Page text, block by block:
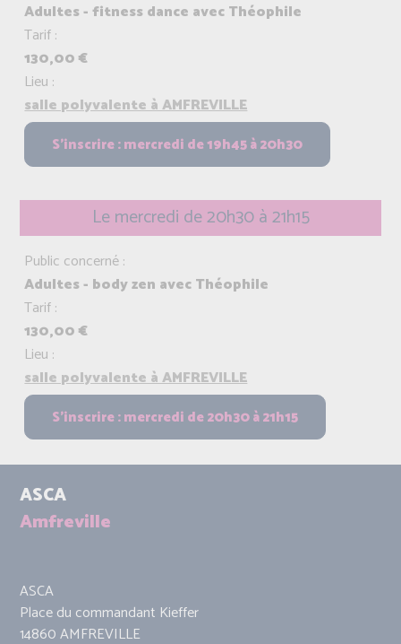
Adultes - fitness dance avec Théophile
Tarif :
130,00 €
Lieu :
salle polyvalente à AMFREVILLE
Le mercredi de 20h30 à 21h15
Public concerné :
Adultes - body zen avec Théophile
Tarif :
130,00 €
Lieu :
salle polyvalente à AMFREVILLE
ASCA
Amfreville
ASCA
Place du commandant Kieffer
14860 AMFREVILLE